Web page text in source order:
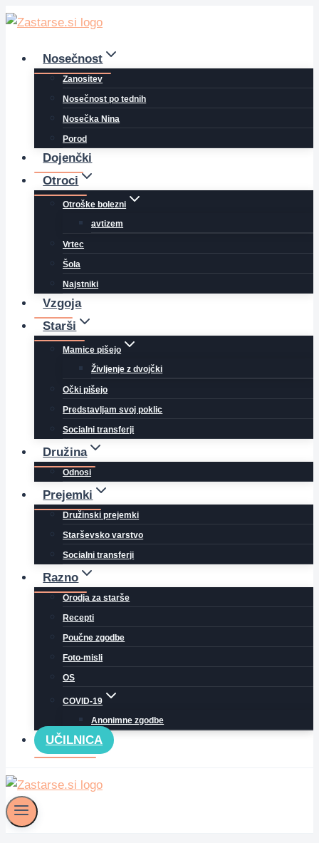
Skip
contentNosečnost
Zanositev
Nosečnost po tednih
Nosečka Nina
Porod
Dojenčki
Otroci
Otroške bolezni
avtizem
Vrtec
Šola
Najstniki
Vzgoja
Starši
Mamice pišejo
Življenje z dvojčki
Očki pišejo
Predstavljam svoj poklic
Socialni transferji
Družina
Odnosi
Prejemki
Družinski prejemki
Starševsko varstvo
Socialni transferji
Razno
Orodja za starše
Recepti
Poučne zgodbe
Foto-misli
OS
COVID-19
Anonimne zgodbe
UČILNICA